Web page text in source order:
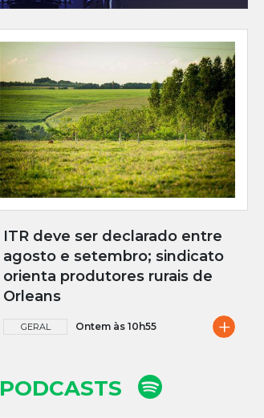
ITR deve ser declarado entre
agosto e setembro; sindicato
orienta produtores rurais de
Orleans
GERAL Ontem às 10h55 +
PODCASTS